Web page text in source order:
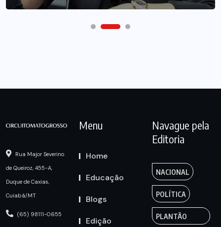
Rua Major Severino
de Queiroz, 455-A,
Duque de Caxias,
Cuiabá/MT
(65) 98111-0655
Menu
Home
Educação
Blogs
Edição
Navague pela
Editoria
NACIONAL
POLÍTICA
PLANTÃO